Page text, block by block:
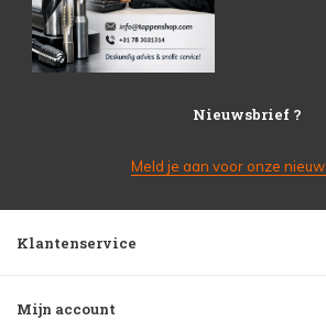
Nieuwsbrief ?
Meld je aan voor onze
Klantenservice
Mijn account